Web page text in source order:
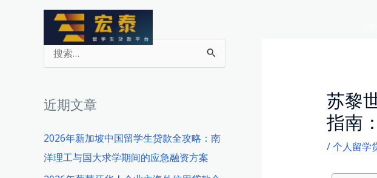
搜
索
近期文章
2026年新加坡中国留学生贷款全攻略：南
洋理工与国大求学期间的应急融资方案
苏黎
指南
/个人留学